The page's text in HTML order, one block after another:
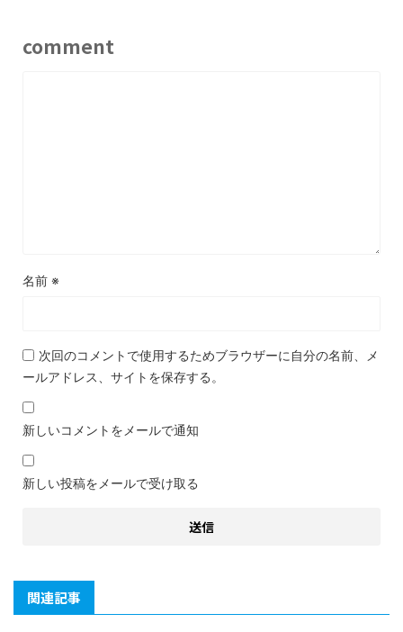
comment
名前 ※
次回のコメントで使用するためブラウザーに自分の名前、メ
ールアドレス、サイトを保存する。
新しいコメントをメールで通知
新しい投稿をメールで受け取る
関連記事